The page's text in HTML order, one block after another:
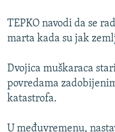
ISPRIČAJ MI
SPECIJALI RSE
VIŠE OD NASLOVA
TEPKO navodi da se
marta kada su jak
Dvojica muškaraca
povredama
katastrofa.
U međuvremenu,